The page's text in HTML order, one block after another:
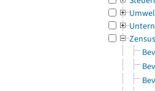
Zensus